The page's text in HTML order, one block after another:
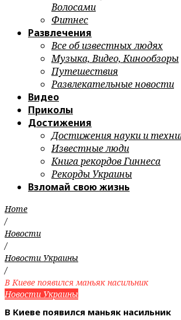
Волосами
Фитнес
Развлечения
Все об известных людях
Музыка, Видео, Кинообзоры
Путешествия
Развлекательные новости
Видео
Приколы
Достижения
Достижения науки и
Известные люди
Книга рекордов Гиннеса
Рекорды Украины
Взломай свою жизнь
Home
/
Новости
/
Новости Украины
/
В Киеве появился маньяк насильник
Новости Украины
В Киеве появился маньяк насильник